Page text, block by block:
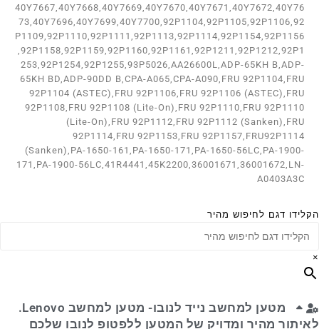
40Y7667,40Y7668,40Y7669,40Y7670,40Y7671,40Y7672,40Y76
73,40Y7696,40Y7699,40Y7700,92P1104,92P1105,92P1106,92
P1109,92P1110,92P1111,92P1113,92P1114,92P1154,92P1156
,92P1158,92P1159,92P1160,92P1161,92P1211,92P1212,92P1
253,92P1254,92P1255,93P5026,AA26600L,ADP-65KH B,ADP-
65KH BD,ADP-90DD B,CPA-A065,CPA-A090,FRU 92P1104,FRU
92P1104 (ASTEC),FRU 92P1106,FRU 92P1106 (ASTEC),FRU
92P1108,FRU 92P1108 (Lite-On),FRU 92P1110,FRU 92P1110
(Lite-On),FRU 92P1112,FRU 92P1112 (Sanken),FRU
92P1114,FRU 92P1153,FRU 92P1157,FRU92P1114
(Sanken),PA-1650-161,PA-1650-171,PA-1650-56LC,PA-1900-
171,PA-1900-56LC,41R4441,45K2200,36001671,36001672,LN-
A0403A3C
הקלידו דגם לחיפוש מהיר
×
מטען למחשב נייד לנובו- מטען למחשב Lenovo.
לאיתור מהיר ומדויק של המטען ללפטופ לנובו שלכם